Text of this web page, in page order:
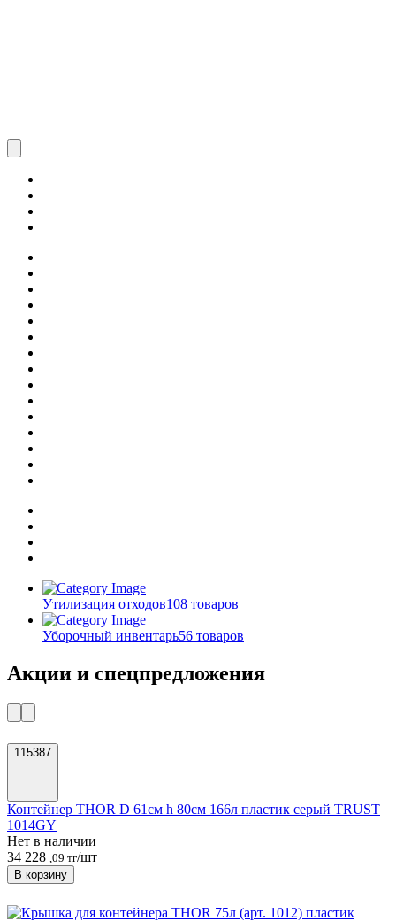
Утилизация отходов108 товаров
Уборочный инвентарь56 товаров
Акции и спецпредложения
115387
Контейнер THOR D 61см h 80см 166л пластик серый TRUST
1014GY
Нет в наличии
34 228 ,09 тг/шт
В корзину